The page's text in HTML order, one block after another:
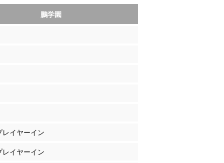
鵬学園
イヤーイン
イヤーイン